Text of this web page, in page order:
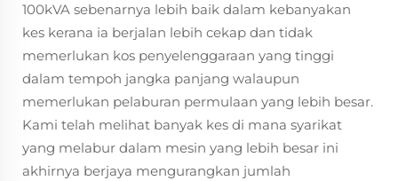
100kVA sebenarnya lebih baik dalam kebanyakan
kes kerana ia berjalan lebih cekap dan tidak
memerlukan kos penyelenggaraan yang tinggi
dalam tempoh jangka panjang walaupun
memerlukan pelaburan permulaan yang lebih besar.
Kami telah melihat banyak kes di mana syarikat
yang melabur dalam mesin yang lebih besar ini
akhirnya berjaya mengurangkan jumlah